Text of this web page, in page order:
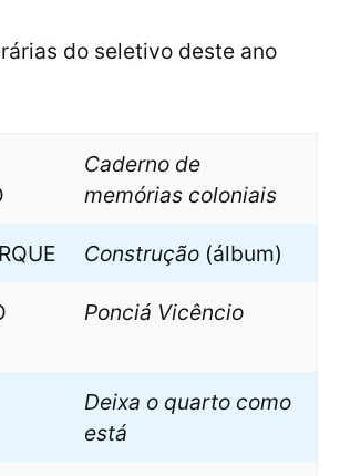
do seletivo deste ano
Caderno de
memórias coloniais
Construção (álbum)
Ponciá Vicêncio
Deixa o quarto como
está